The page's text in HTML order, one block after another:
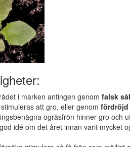
i marken antingen genom falsk
att gro, eller genom fördröjd
ogräsfrön hinner gro och
idé om det året innan varit mycket